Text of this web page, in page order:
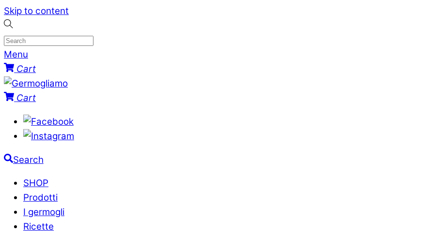
Skip to content
Menu
Cart
Cart
Search
SHOP
Prodotti
I germogli
Ricette